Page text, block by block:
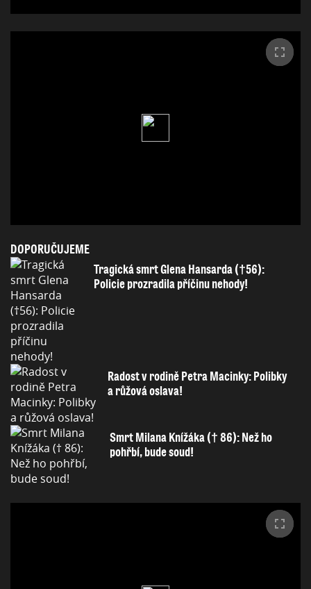
DOPORUČUJEME
Tragická smrt Glena Hansarda (†56):
Policie prozradila příčinu nehody!
Radost v rodině Petra Macinky: Polibky
a růžová oslava!
Smrt Milana Knížáka († 86): Než ho
pohřbí, bude soud!